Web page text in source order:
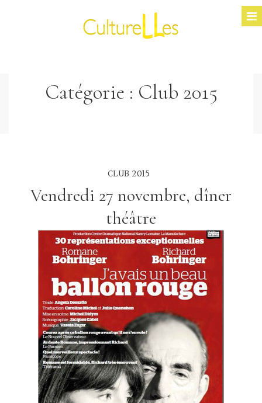
Catégorie : Club 2015
CLUB 2015
Vendredi 27 novembre, dîner
théâtre